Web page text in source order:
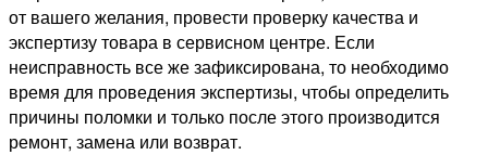
от вашего желания, провести проверку качества и
экспертизу товара в сервисном центре. Если
неисправность все же зафиксирована, то необходимо
время для проведения экспертизы, чтобы определить
причины поломки и только после этого производится
ремонт, замена или возврат.